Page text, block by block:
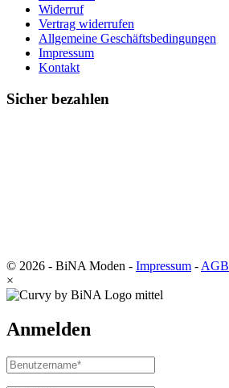
Widerruf
Vertrag widerrufen
Allgemeine Geschäftsbedingungen
Impressum
Kontakt
Sicher bezahlen
© 2026 - BiNA Moden - Impressum - AGB
×
Anmelden